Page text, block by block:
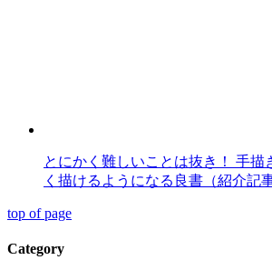
とにかく難しいことは抜き！ 手描
く描けるようになる良書（紹介記事
top of page
Category